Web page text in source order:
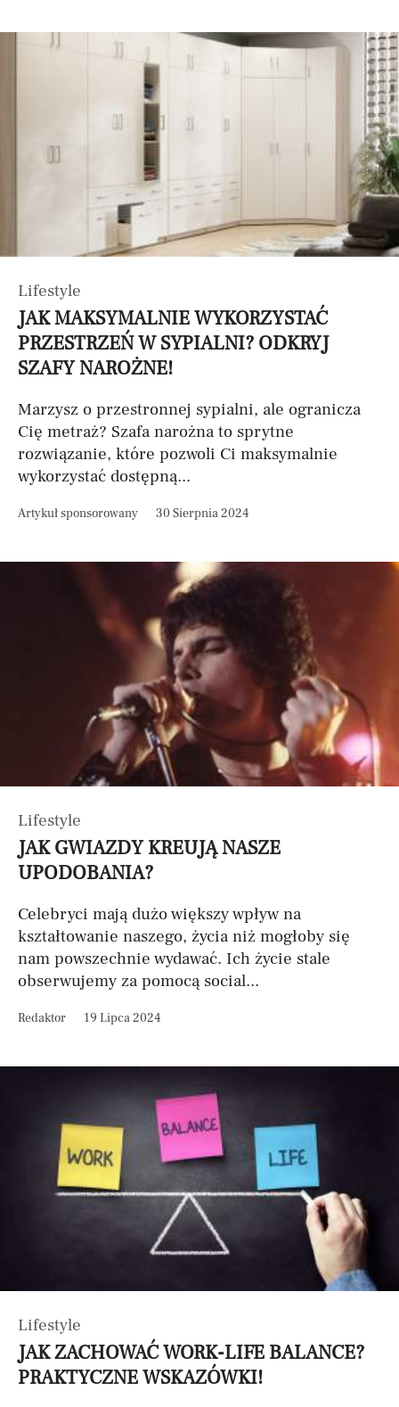
Lifestyle
JAK MAKSYMALNIE WYKORZYSTAĆ
PRZESTRZEŃ W SYPIALNI? ODKRYJ
SZAFY NAROŻNE!
Marzysz o przestronnej sypialni, ale ogranicza
Cię metraż? Szafa narożna to sprytne
rozwiązanie, które pozwoli Ci maksymalnie
wykorzystać dostępną...
Artykuł sponsorowany 30 Sierpnia 2024
Lifestyle
JAK GWIAZDY KREUJĄ NASZE
UPODOBANIA?
Celebryci mają dużo większy wpływ na
kształtowanie naszego, życia niż mogłoby się
nam powszechnie wydawać. Ich życie stale
obserwujemy za pomocą social...
Redaktor 19 Lipca 2024
Lifestyle
JAK ZACHOWAĆ WORK-LIFE BALANCE?
PRAKTYCZNE WSKAZÓWKI!